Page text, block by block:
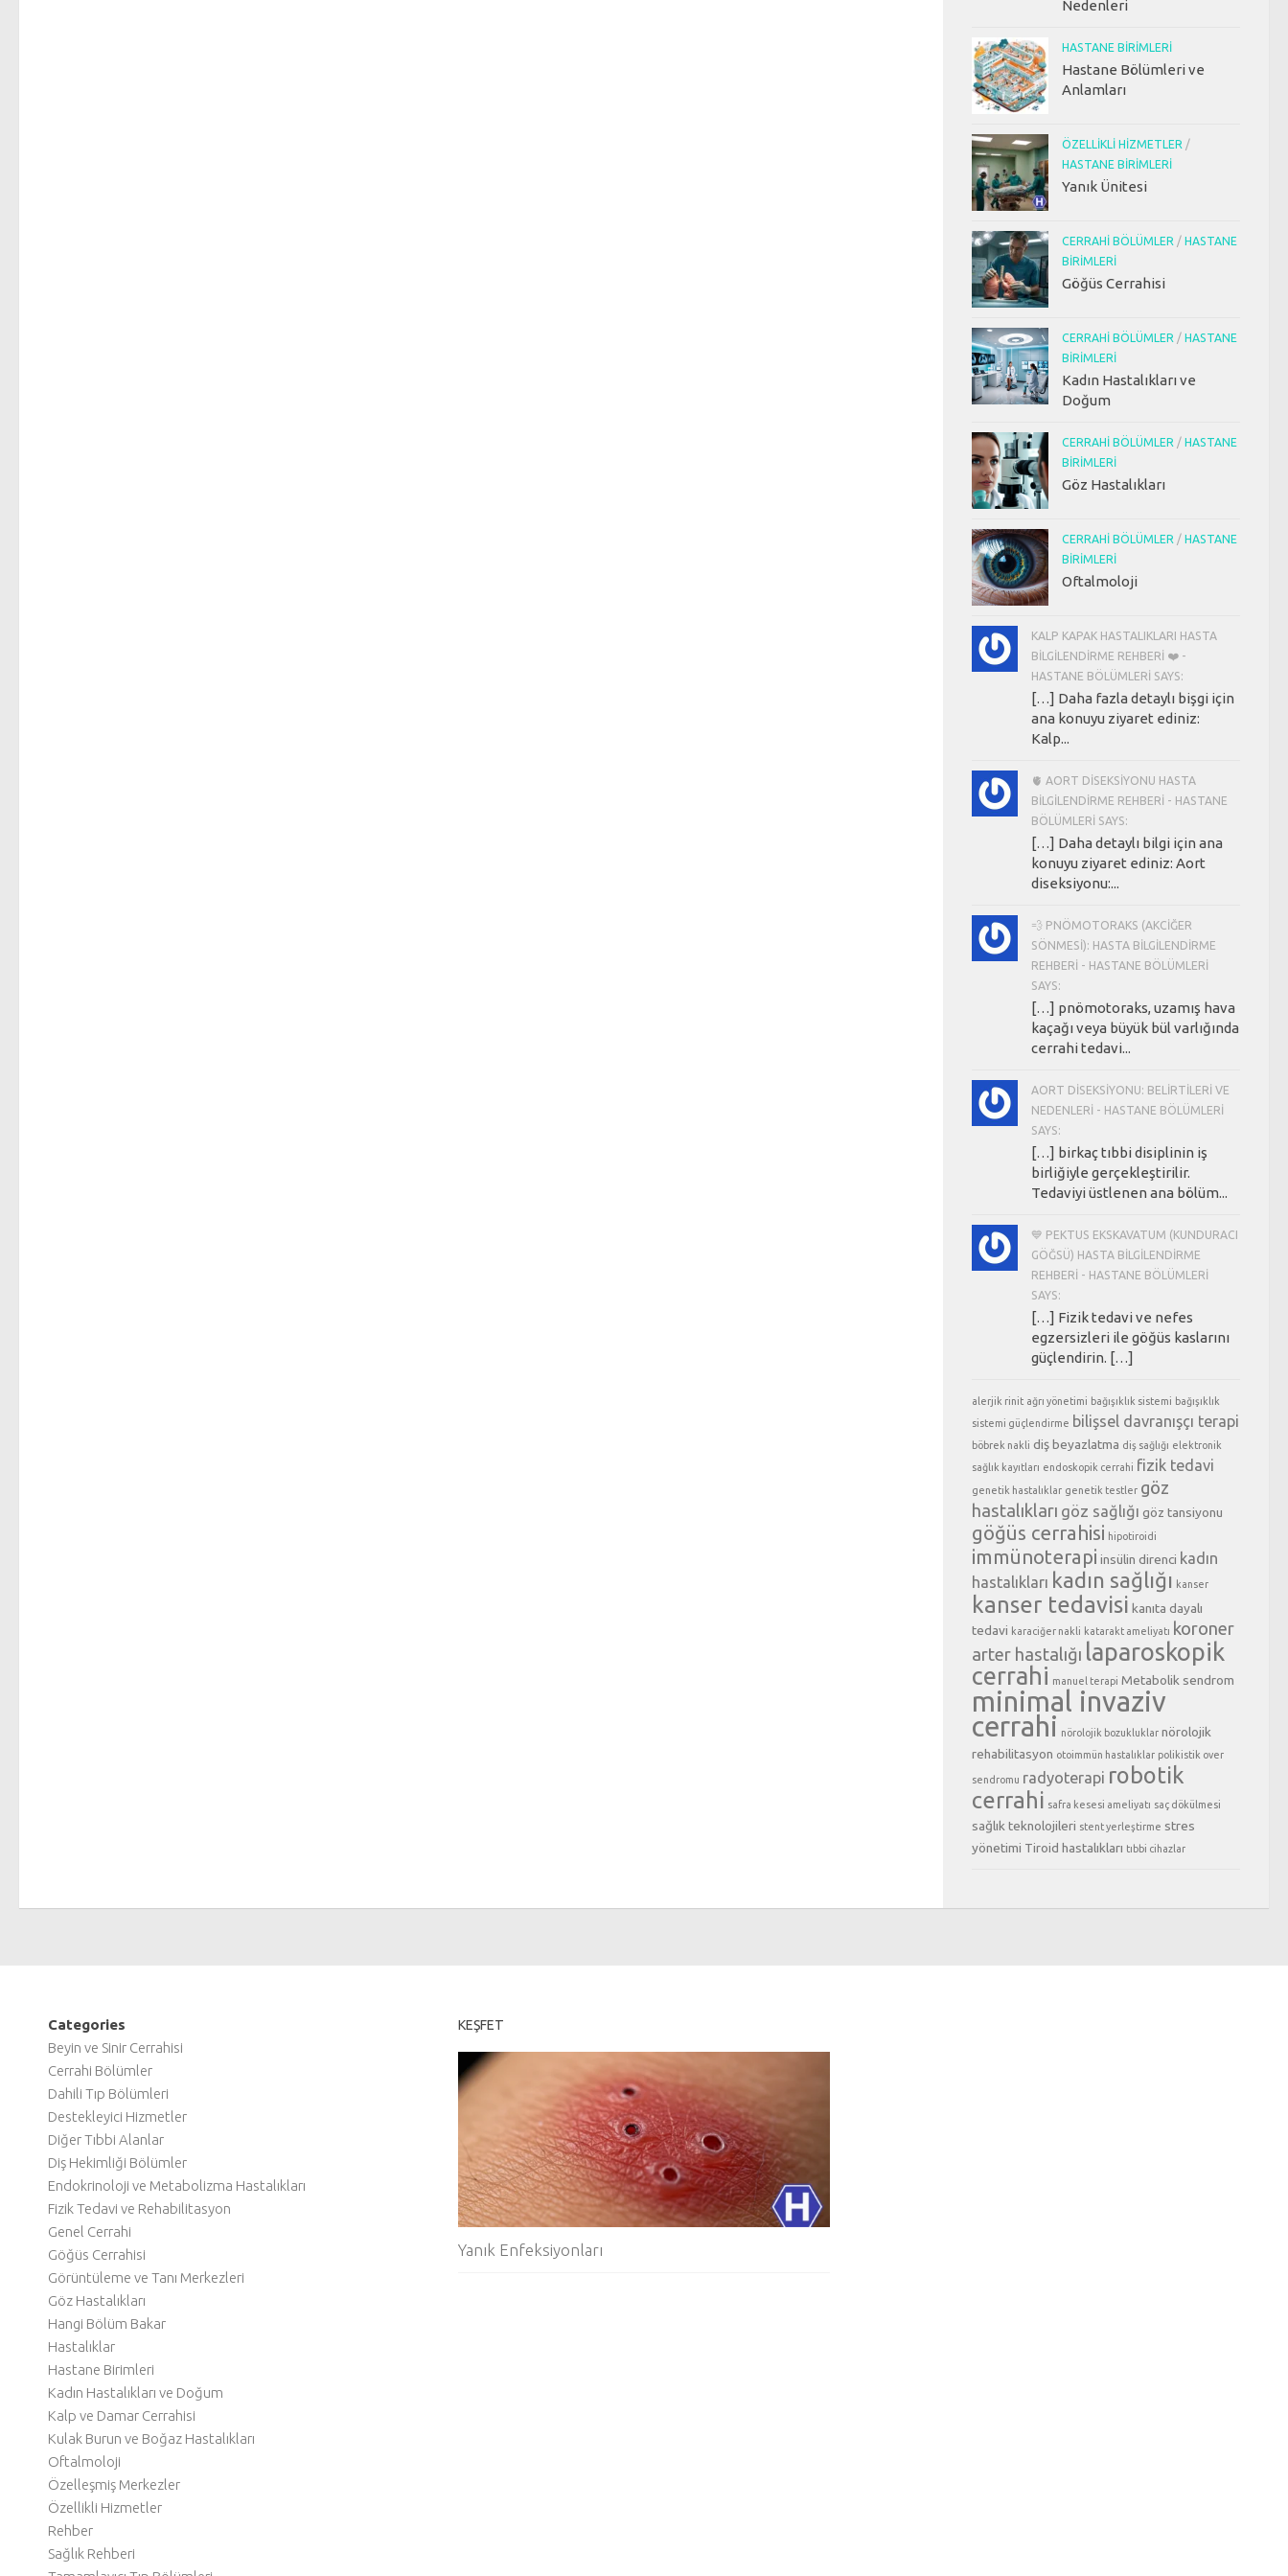
Nedenleri
HASTANE BIRIMLERI
Hastane Bölümleri ve
Anlamları
ÖZELLIKLI HIZMETLER /
HASTANE BIRIMLERI
Yanık Ünitesi
CERRAHI BÖLÜMLER / HASTANE
BIRIMLERI
Göğüs Cerrahisi
CERRAHI BÖLÜMLER / HASTANE
BIRIMLERI
Kadın Hastalıkları ve
Doğum
CERRAHI BÖLÜMLER / HASTANE
BIRIMLERI
Göz Hastalıkları
CERRAHI BÖLÜMLER / HASTANE
BIRIMLERI
Oftalmoloji
KALP KAPAK HASTALIKLARI HASTA
BILGILENDIRME REHBERI ❤️ -
HASTANE BÖLÜMLERI SAYS:
[…] Daha fazla detaylı bişgi için
ana konuyu ziyaret ediniz:
Kalp...
🫀 AORT DISEKSIYONU HASTA
BILGILENDIRME REHBERI - HASTANE
BÖLÜMLERI SAYS:
[…] Daha detaylı bilgi için ana
konuyu ziyaret ediniz: Aort
diseksiyonu:...
💨 PNÖMOTORAKS (AKCIĞER
SÖNMESI): HASTA BILGILENDIRME
REHBERI - HASTANE BÖLÜMLERI
SAYS:
[…] pnömotoraks, uzamış hava
kaçağı veya büyük bül varlığında
cerrahi tedavi...
AORT DISEKSIYONU: BELIRTILERI VE
NEDENLERI - HASTANE BÖLÜMLERI
SAYS:
[…] birkaç tıbbi disiplinin iş
birliğiyle gerçekleştirilir.
Tedaviyi üstlenen ana bölüm...
💙 PEKTUS EKSKAVATUM (KUNDURACI
GÖĞSÜ) HASTA BILGILENDIRME
REHBERI - HASTANE BÖLÜMLERI
SAYS:
[…] Fizik tedavi ve nefes
egzersizleri ile göğüs kaslarını
güçlendirin. […]
alerjik rinit ağrı yönetimi bağışıklık sistemi bağışıklık
sistemi güçlendirme bilişsel davranışçı terapi
böbrek nakli diş beyazlatma diş sağlığı elektronik
sağlık kayıtları endoskopik cerrahi fizik tedavi
genetik hastalıklar genetik testler göz
hastalıkları göz sağlığı göz tansiyonu
göğüs cerrahisi hipotiroidi
immünoterapi insülin direnci kadın
hastalıkları kadın sağlığı kanser
kanser tedavisi kanıta dayalı
tedavi karaciğer nakli katarakt ameliyatı koroner
arter hastalığı laparoskopik
cerrahi manuel terapi Metabolik sendrom
minimal invaziv
cerrahi nörolojik bozukluklar nörolojik
rehabilitasyon otoimmün hastalıklar polikistik over
sendromu radyoterapi robotik
cerrahi safra kesesi ameliyatı saç dökülmesi
sağlık teknolojileri stent yerleştirme stres
yönetimi Tiroid hastalıkları tıbbi cihazlar
Categories
Beyin ve Sinir Cerrahisi
Cerrahi Bölümler
Dahili Tıp Bölümleri
Destekleyici Hizmetler
Diğer Tıbbi Alanlar
Diş Hekimliği Bölümler
Endokrinoloji ve Metabolizma Hastalıkları
Fizik Tedavi ve Rehabilitasyon
Genel Cerrahi
Göğüs Cerrahisi
Görüntüleme ve Tanı Merkezleri
Göz Hastalıkları
Hangi Bölüm Bakar
Hastalıklar
Hastane Birimleri
Kadın Hastalıkları ve Doğum
Kalp ve Damar Cerrahisi
Kulak Burun ve Boğaz Hastalıkları
Oftalmoloji
Özelleşmiş Merkezler
Özellikli Hizmetler
Rehber
Sağlık Rehberi
KEŞFET
Yanık Enfeksiyonları